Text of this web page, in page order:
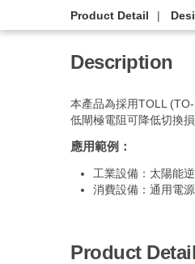
Product Detail
Description
本產品為採用TOLL
低閘極電阻可降低切換
應用範例：
工業設備：太陽能
消費設備：通用電源
Product Detail